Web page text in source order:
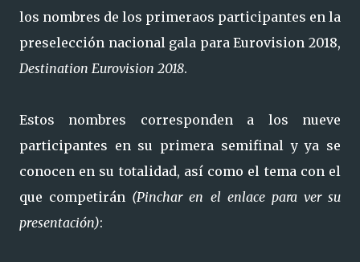
los nombres de los primeraos participantes en la
preselección nacional gala para Eurovision 2018,
Destination Eurovision 2018.
Estos nombres corresponden a los nueve
participantes en su primera semifinal y ya se
conocen en su totalidad, así como el tema con el
que competirán (Pinchar en el enlace para ver su
presentación):